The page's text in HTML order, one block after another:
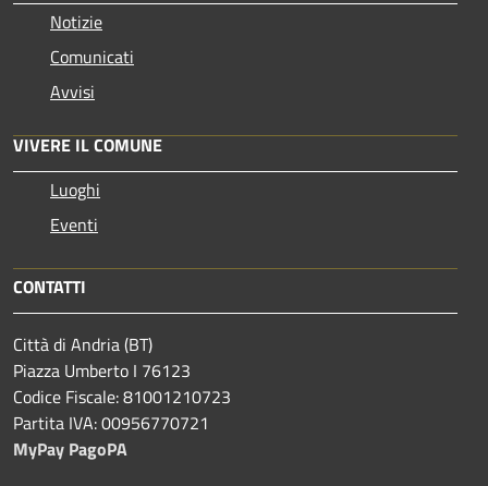
Notizie
Comunicati
Avvisi
VIVERE IL COMUNE
Luoghi
Eventi
CONTATTI
Città di Andria (BT)
Piazza Umberto I 76123
Codice Fiscale: 81001210723
Partita IVA: 00956770721
MyPay PagoPA